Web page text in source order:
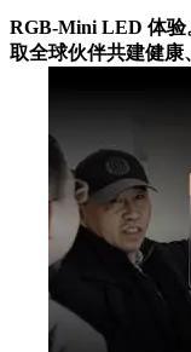
RGB-Mini LED 体验
取全球伙伴共建健康